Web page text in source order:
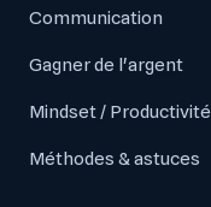
Communication
Gagner de l'argent
Mindset / Productivité
Méthodes & astuces